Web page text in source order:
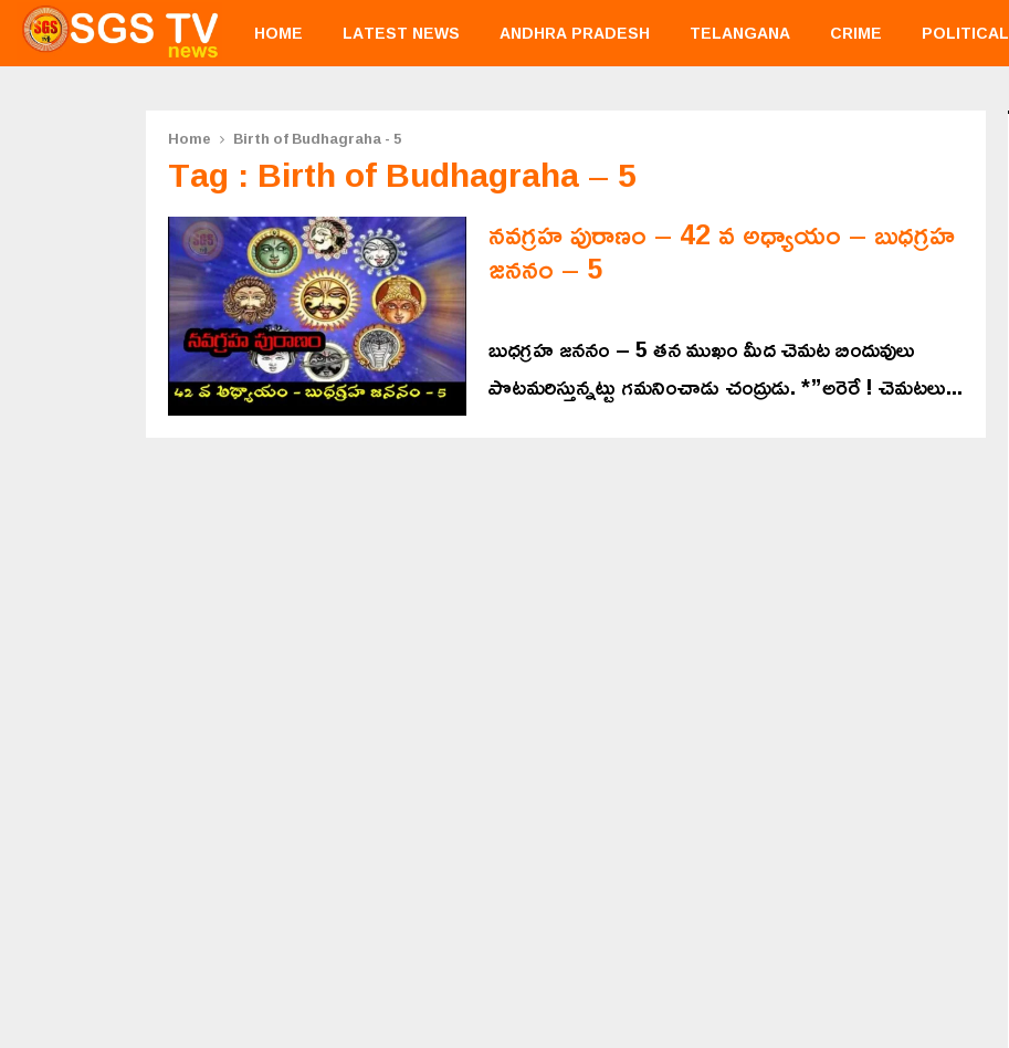
HOME LATEST NEWS ANDHRA PRADESH TELANGANA CRIME POLITICAL
Home Birth of Budhagraha - 5
Tag : Birth of Budhagraha – 5
నవగ్రహ పురాణం – 42 వ అధ్యాయం – బుధగ్రహ
జననం – 5
బుధగ్రహ జననం – 5 తన ముఖం మీద చెమట బిందువులు
పొటమరిస్తున్నట్టు గమనించాడు చంద్రుడు. *”అరెరే ! చెమటలు...